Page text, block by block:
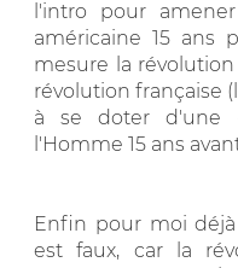
l'intro pour
américaine 15 ans
mesure la
révolution française
à se doter d'une
l'Homme 15 ans
Enfin pour moi
est faux, car la